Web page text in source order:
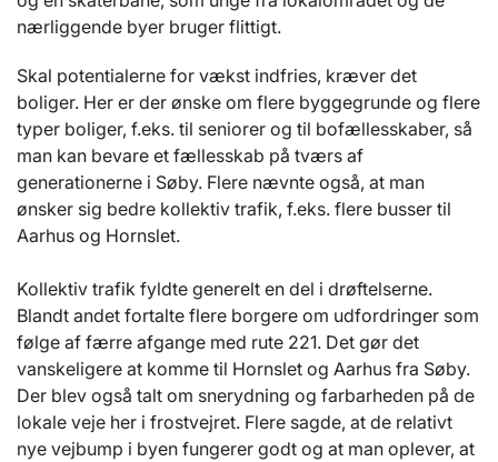
nærliggende byer bruger flittigt.
Skal potentialerne for vækst indfries, kræver det
boliger. Her er der ønske om flere byggegrunde og flere
typer boliger, f.eks. til seniorer og til bofællesskaber, så
man kan bevare et fællesskab på tværs af
generationerne i Søby. Flere nævnte også, at man
ønsker sig bedre kollektiv trafik, f.eks. flere busser til
Aarhus og Hornslet.
Kollektiv trafik fyldte generelt en del i drøftelserne.
Blandt andet fortalte flere borgere om udfordringer som
følge af færre afgange med rute 221. Det gør det
vanskeligere at komme til Hornslet og Aarhus fra Søby.
Der blev også talt om snerydning og farbarheden på de
lokale veje her i frostvejret. Flere sagde, at de relativt
nye vejbump i byen fungerer godt og at man oplever, at